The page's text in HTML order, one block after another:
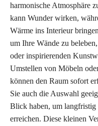
harmonische Atmosphäre
kann Wunder wirken,
Wärme ins Interieur
um Ihre Wände zu
oder inspirierenden
Umstellen von Möbeln
können den Raum sofort
Sie auch die Auswahl
Blick haben, um langfristig
erreichen. Diese kleinen